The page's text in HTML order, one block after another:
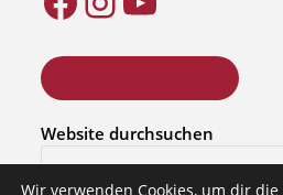
Website durchsuchen
Wir verwenden Cookies, um dir